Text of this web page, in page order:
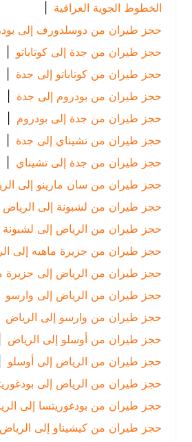
الخطوط الجوية العراقية
حجز طيران من دوسلدورف إلى بودروم |
حجز طيران من جدة إلى كوتاباتو |
حجز طيران من كوتاباتو إلى جدة
حجز طيران من بودروم إلى جدة
حجز طيران من جدة إلى بودروم |
حجز طيران من تشيناي إلى جدة
حجز طيران من جدة إلى تشيناي |
حجز طيران من سان مارينو إلى الرياض
|
حجز طيران من لشبونة إلى الرياض
|
حجز طيران من الرياض إلى لشبونة |
حجز طيران من جزيرة ماهيه إلى الرياض
حجز طيران من الرياض إلى جزيرة ماهيه
حجز طيران من الرياض إلى وارسو
|
حجز طيران من وارسو إلى الرياض
|
حجز طيران من أوسلو إلى الرياض
|
حجز طيران من الرياض إلى أوسلو
|
حجز طيران من الرياض إلى بودغوريتسا
|
حجز طيران من بودغوريتسا إلى الرياض
|
حجز طيران من كيشيناو إلى الرياض
|